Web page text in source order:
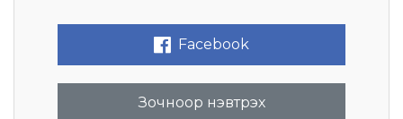
Facebook
Зочноор нэвтрэх